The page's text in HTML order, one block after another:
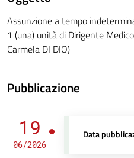
Assunzione a tempo
1 (una) unità di Dirigente
Carmela DI DIO)
Pubblicazione
19
06/2026
Data